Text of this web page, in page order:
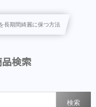
長期間綺麗に保つ方法
検索
検索